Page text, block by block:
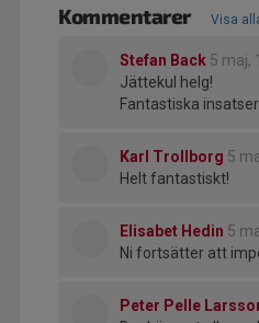
Kommentarer Visa
Stefan Back 5 maj,
Jättekul helg!
Fantastiska
Karl Trollborg 5
Helt fantastiskt!
Elisabet Hedin 5
Ni fortsätter att
Peter Pelle